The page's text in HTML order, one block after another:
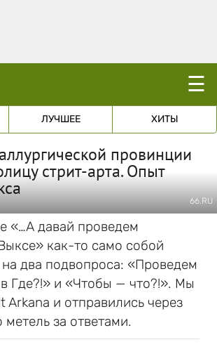
☰
ЛУЧШЕЕ ХИТЫ
провинции
стрит-арта. Опыт
66.RU
«…А давай проведем
как-то само собой
на два подвопроса: «Проведем
Где?!» и «Чтобы — что?!». Мы
Arkana и отправились через
за ответами.